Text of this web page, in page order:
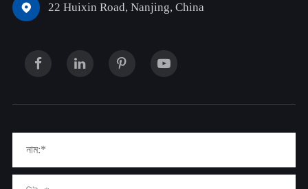
 22 Huixin Road, Nanjing, China